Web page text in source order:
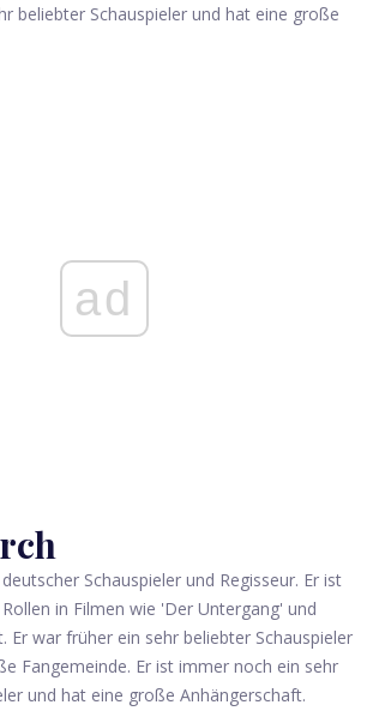
beliebter Schauspieler und hat eine große
ad
Schauspieler und Regisseur. Er ist
in Filmen wie 'Der Untergang' und
Er war früher ein sehr beliebter Schauspieler
Fangemeinde. Er ist immer noch ein sehr
und hat eine große Anhängerschaft.